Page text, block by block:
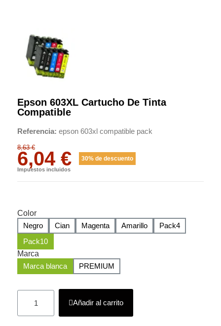
Epson 603XL Cartucho De Tinta
Compatible
Referencia epson 603xl compatible pack
8,63 €
6,04 € 30% de descuento
Impuestos incluidos
Color
Negro
Cian Magenta Amarillo
Pack4
Pack10
Marca
Marca blanca
PREMIUM
Añadir al carrito